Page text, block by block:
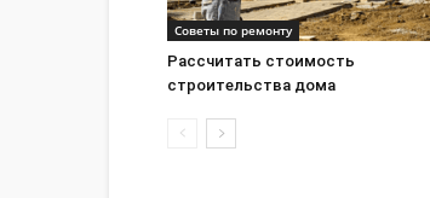
Советы по ремонту
Рассчитать стоимость
строительства дома